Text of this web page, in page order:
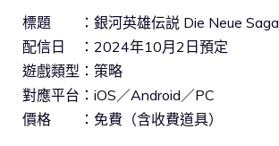
標題 ：銀河英雄伝説 Die Neue Saga
配信日 ：2024年10月2日預定
遊戲類型：策略
對應平台：iOS／Android／PC
價格 ：免費（含收費道具）